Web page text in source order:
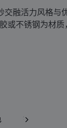
交融活力风格与
或不锈钢为材
银色和钌色